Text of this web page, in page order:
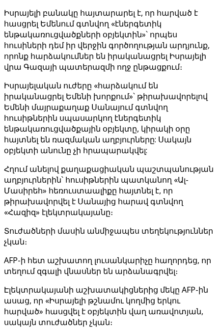
Իսրայելի բանակը հայտարարել է, որ հարված է
հասցրել Եմենում գտնվող «էներգետիկ
ենթակառուցվածքների օբյեկտին»՝ որպես
հուսիների դեմ իր վերջին գործողության արդյունք,
որոնք հարձակումներ են իրականացրել Իսրայելի
վրա Գազայի պատերազմի ողջ ընթացքում։
Իսրայելական ուժերը «հարձակում են
իրականացրել Եմենի խորքում»՝ թիրախավորելով
Եմենի մայրաքաղաք Սանայում գտնվող
հուսիթներին սպասարկող էներգետիկ
ենթակառուցվածքային օբյեկտը, կիրակի օրը
հայտնել են ռազմական աղբյուրները: Սակայն
օբյեկտի անունը չի հրապարակվել:
Հղում անելով քաղաքացիական պաշտպանության
աղբյուրներին՝ հուսիթներին պատկանող «Ալ-
Մասիրեհ» հեռուստաալիքը հայտնել է, որ
թիրախավորվել է Սանայից հարավ գտնվող
«Հազիզ» էլեկտրակայանը։
Տուժածների մասին անմիջապես տեղեկություններ
չկան։
AFP-ի հետ աշխատող լուսանկարիչը հաղորդեց, որ
տեղում զգալի վնասներ են արձանագրվել։
Էլեկտրակայանի աշխատակիցներից մեկը AFP-ին
ասաց, որ «Իսրայելի թշնամու կողմից երկու
հարված» հասցվել է օբյեկտին վաղ առավոտյան,
սակայն տուժածներ չկան։